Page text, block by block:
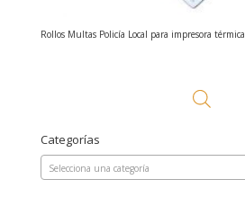
Rollos Multas Policía Local para impresora térmica
Categorías
Selecciona una categoría